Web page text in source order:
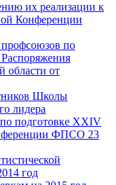
их реализации к
Конференции
профсоюзов по
области от
Школы
лидера
подготовке XXIV
ФПСО 23
год